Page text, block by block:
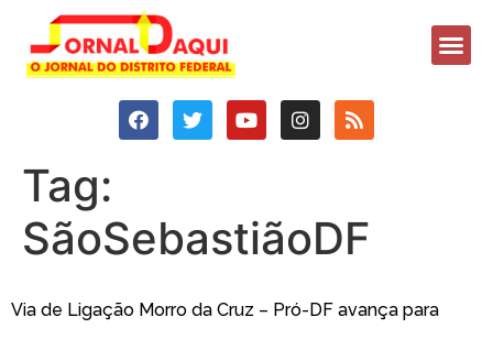
Tag:
SãoSebastiãoDF
Via de Ligação Morro da Cruz – Pró-DF avança para